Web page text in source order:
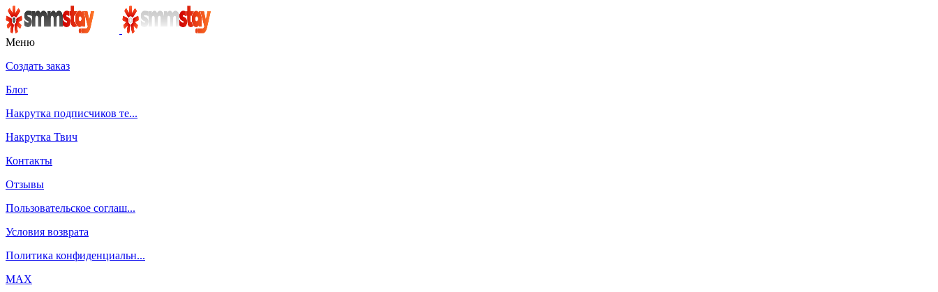
Меню
Создать заказ
Блог
Накрутка подписчиков те...
Накрутка Твич
Контакты
Отзывы
Пользовательское соглаш...
Условия возврата
Политика конфиденциальн...
MAX